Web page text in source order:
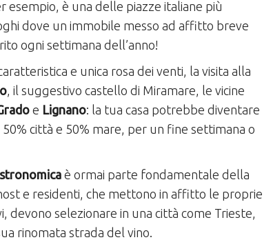
esempio, è una delle piazze italiane più
dove un immobile messo ad affitto breve
ogni settimana dell’anno!
e unica rosa dei venti, la visita alla
, il suggestivo castello di Miramare, le vicine
e Lignano: la tua casa potrebbe diventare
città e 50% mare, per un fine settimana o
è ormai parte fondamentale della
e residenti, che mettono in affitto le proprie
devono selezionare in una città come Trieste,
rinomata strada del vino.